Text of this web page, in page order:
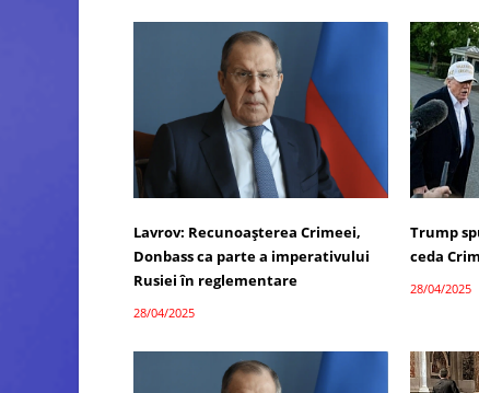
Lavrov: Recunoașterea Crimeei,
Donbass ca parte a imperativului
Rusiei în reglementare
28/04/2025
Trump
ceda
28/04/2025